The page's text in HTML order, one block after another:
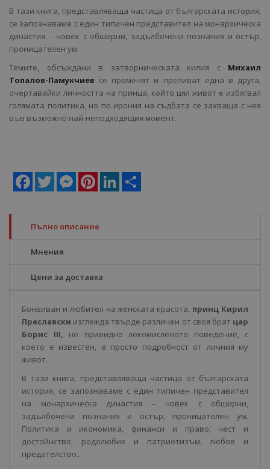
В тази книга, представляваща частица от българската история,
се запознаваме с един типичен представител на монархическа
династия – човек с обширни, задълбочени познания и остър,
проницателен ум.
Темите, обсъждани в затворническата килия с Михаил
Топалов-Памукчиев се променят и преливат една в друга,
очертавайки личността на принца, който цял живот е избягвал
голямата политика, но по ирония на съдбата се захваща с нея
във възможно най-неподходящия момент.
Facebook
Twitter MessengerPinterestLinkedIn
Пълно описание
Мнения
Цени за доставка
Бонвиван и любител на женската красота, принц Кирил
Преславски изглежда твърде различен от своя брат цар
Борис III, но привидно лекомисленото поведение, с
което е известен, е просто подробност от личния му
живот.
В тази книга, представляваща частица от българската
история, се запознаваме с един типичен представител
на монархическа династия – човек с обширни,
задълбочени познания и остър, проницателен ум.
Политика и икономика, финанси и право, чест и
достойнство, родолюбие и патриотизъм, любов и
предателство...